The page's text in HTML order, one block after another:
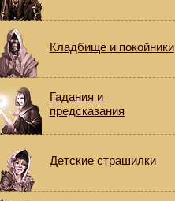
Кладбище и покойники
Гадания и
предсказания
Детские страшилки